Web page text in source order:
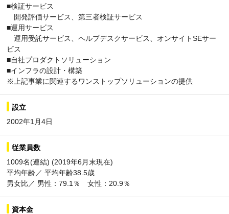
■検証サービス
開発評価サービス、第三者検証サービス
■運用サービス
運用受託サービス、ヘルプデスクサービス、オンサイトSEサー
ビス
■自社プロダクトソリューション
■インフラの設計・構築
※上記事業に関連するワンストップソリューションの提供
設立
2002年1月4日
従業員数
1009名(連結) (2019年6月末現在)
平均年齢／ 平均年齢38.5歳
男女比／ 男性：79.1％ 女性：20.9％
資本金